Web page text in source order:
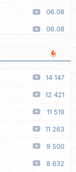
06.08
06.08
06.08
06.08
06.08
06.08
06.08
06.08
06.08
14 147
12 421
11 519
11 263
9 500
8 632